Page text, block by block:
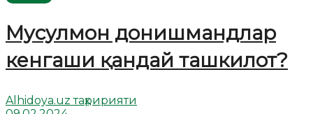
Мусулмон донишмандлар
кенгаши қандай ташкилот?
Alhidoya.uz таҳририяти